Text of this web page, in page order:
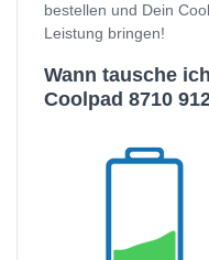
bestellen und Dein
Leistung bringen!
Wann tausche
Coolpad 8710